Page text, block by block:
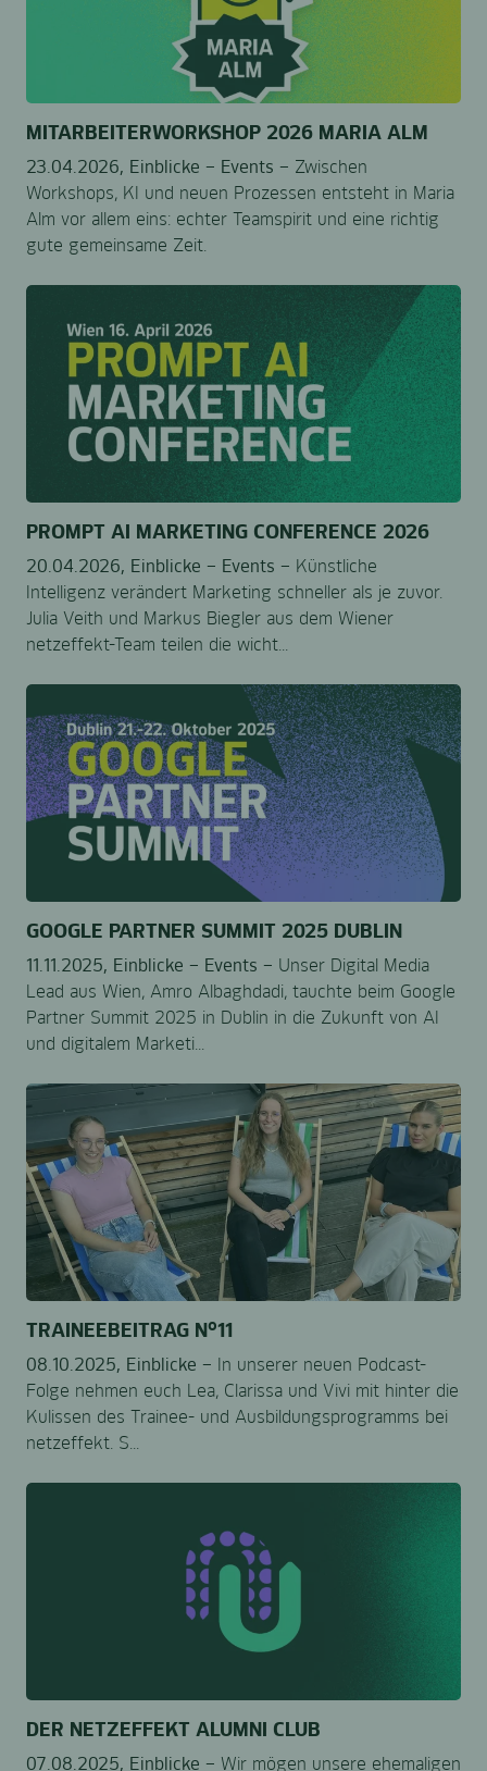
MITARBEITERWORKSHOP 2026 MARIA ALM
23.04.2026, Einblicke – Events – Zwischen
Workshops, KI und neuen Prozessen entsteht in Maria
Alm vor allem eins: echter Teamspirit und eine richtig
gute gemeinsame Zeit.
PROMPT AI MARKETING CONFERENCE 2026
20.04.2026, Einblicke – Events – Künstliche
Intelligenz verändert Marketing schneller als je zuvor.
Julia Veith und Markus Biegler aus dem Wiener
netzeffekt-Team teilen die wicht...
GOOGLE PARTNER SUMMIT 2025 DUBLIN
11.11.2025, Einblicke – Events – Unser Digital Media
Lead aus Wien, Amro Albaghdadi, tauchte beim Google
Partner Summit 2025 in Dublin in die Zukunft von AI
und digitalem Marketi...
TRAINEEBEITRAG N°11
08.10.2025, Einblicke – In unserer neuen Podcast-
Folge nehmen euch Lea, Clarissa und Vivi mit hinter die
Kulissen des Trainee- und Ausbildungsprogramms bei
netzeffekt. S...
DER NETZEFFEKT ALUMNI CLUB
07.08.2025, Einblicke – Wir mögen unsere ehemaligen